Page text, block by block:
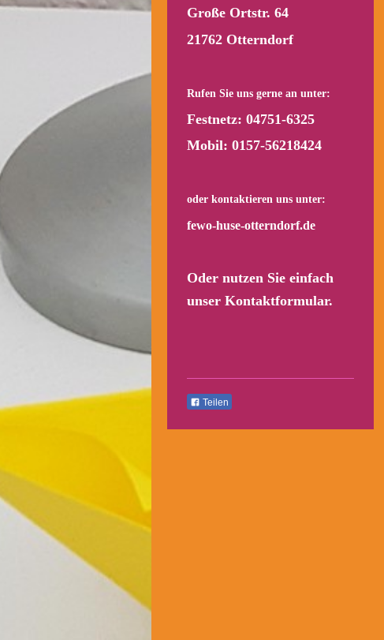
Große Ortstr. 64
21762 Otterndorf
Rufen Sie uns gerne an unter:
Festnetz: 04751-6325
Mobil: 0157-56218424
oder kontaktieren uns unter:
fewo-huse-otterndorf.de
Oder nutzen Sie einfach
unser Kontaktformular.
Teilen